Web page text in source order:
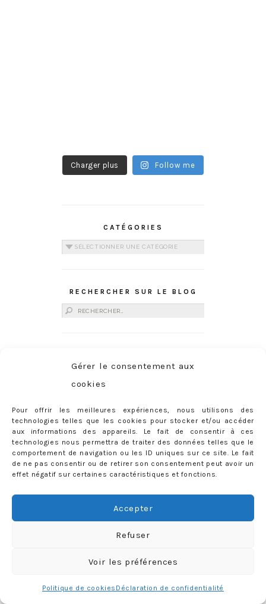
Gérer le consentement aux
cookies
Pour offrir les meilleures expériences, nous utilisons des
technologies telles que les cookies pour stocker et/ou accéder
aux informations des appareils. Le fait de consentir à ces
technologies nous permettra de traiter des données telles que le
comportement de navigation ou les ID uniques sur ce site. Le fait
de ne pas consentir ou de retirer son consentement peut avoir un
effet négatif sur certaines caractéristiques et fonctions.
Accepter
Refuser
Voir les préférences
Politique de cookies Déclaration de confidentialité
Charger plus Follow me
CATÉGORIES
Catégories
RECHERCHER SUR LE BLOG
Rechercher :
ABONNEMENT